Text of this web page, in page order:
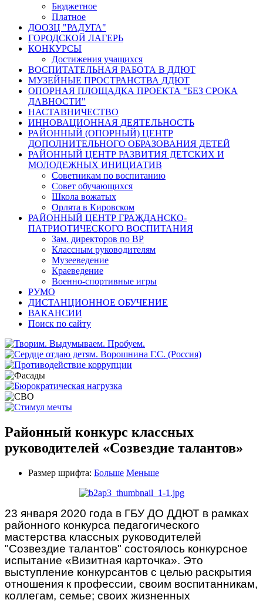
Бюджетное
Платное
ДООЗЦ "РАДУГА"
ГОРОДСКОЙ ЛАГЕРЬ
КОНКУРСЫ
Достижения учащихся
ВОСПИТАТЕЛЬНАЯ РАБОТА В ДДЮТ
МУЗЕЙНЫЕ ПРОСТРАНСТВА ДДЮТ
ОПОРНАЯ ПЛОЩАДКА ПРОЕКТА "БЕЗ СРОКА
ДАВНОСТИ"
НАСТАВНИЧЕСТВО
ИННОВАЦИОННАЯ ДЕЯТЕЛЬНОСТЬ
РАЙОННЫЙ (ОПОРНЫЙ) ЦЕНТР
ДОПОЛНИТЕЛЬНОГО ОБРАЗОВАНИЯ ДЕТЕЙ
РАЙОННЫЙ ЦЕНТР РАЗВИТИЯ ДЕТСКИХ И
МОЛОДЕЖНЫХ ИНИЦИАТИВ
Советникам по воспитанию
Совет обучающихся
Школа вожатых
Орлята в Кировском
РАЙОННЫЙ ЦЕНТР ГРАЖДАНСКО-
ПАТРИОТИЧЕСКОГО ВОСПИТАНИЯ
Зам. директоров по ВР
Классным руководителям
Музееведение
Краеведение
Военно-спортивные игры
РУМО
ДИСТАНЦИОННОЕ ОБУЧЕНИЕ
ВАКАНСИИ
Поиск по сайту
Районный конкурс классных
руководителей «Созвездие талантов»
Размер шрифта: Больше Меньше
23 января 2020 года в ГБУ ДО ДДЮТ в рамках
районного конкурса педагогического
мастерства классных руководителей
"Созвездие талантов" состоялось конкурсное
испытание «Визитная карточка». Это
выступление конкурсантов с целью раскрытия
отношения к профессии, своим воспитанникам,
коллегам, семье; своих жизненных